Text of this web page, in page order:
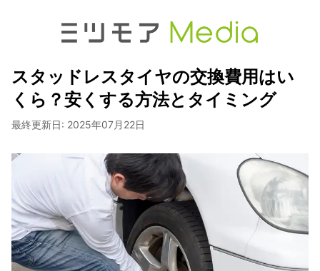
スタッドレスタイヤの交換費用はい
くら？安くする方法とタイミング
最終更新日: 2025年07月22日